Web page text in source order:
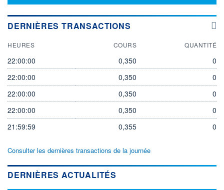
DERNIÈRES TRANSACTIONS
HEURES COURS QUANTITÉ
22:00:00 0,350
0
22:00:00
0,350
0
22:00:00
0,350
0
22:00:00
0,350
0
21:59:59
0,355 0
Consulter les dernières transactions de la journée
DERNIÈRES ACTUALITÉS